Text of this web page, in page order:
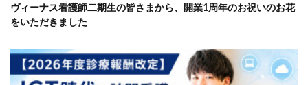
ヴィーナス看護師二期生の皆さまから、開業1周年のお祝いのお花
をいただきました